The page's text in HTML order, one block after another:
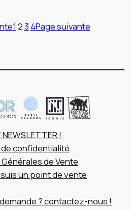
1 23 4Page suivante
NEWSLETTER !
confidentialité
de Vente
un point de vente
? contactez-nous !